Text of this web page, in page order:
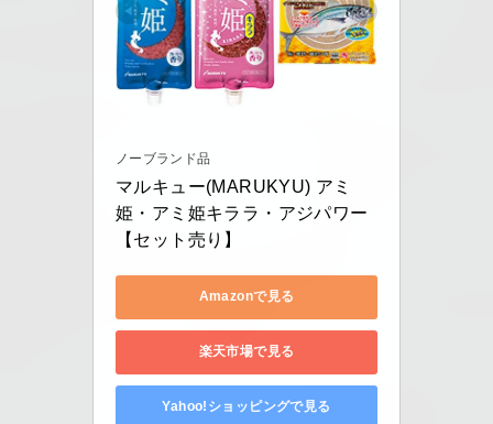
ノーブランド品
マルキュー(MARUKYU) アミ
姫・アミ姫キララ・アジパワー
【セット売り】
Amazonで見る
楽天市場で見る
Yahoo!ショッピングで見る